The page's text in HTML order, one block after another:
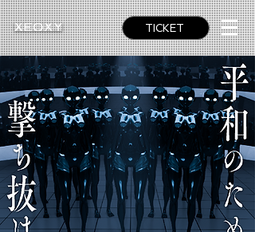
TICKET